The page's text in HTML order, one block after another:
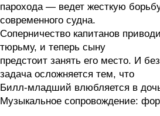
парохода — ведет жесткую
современного судна.
Соперничество капитанов
тюрьму, и теперь сыну
предстоит занять его место. И
задача осложняется тем, что
Билл-младший влюбляется в дочь
Музыкальное сопровождение: